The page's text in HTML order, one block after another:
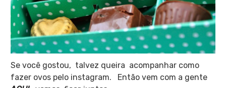
Se você gostou, talvez queira acompanhar como
fazer ovos pelo instagram. Então vem com a gente